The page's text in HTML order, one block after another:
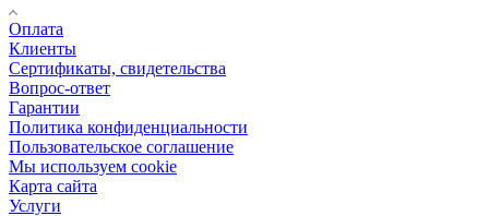
Оплата
Клиенты
Сертификаты, свидетельства
Вопрос-ответ
Гарантии
Политика конфиденциальности
Пользовательское соглашение
Мы используем cookie
Карта сайта
Услуги